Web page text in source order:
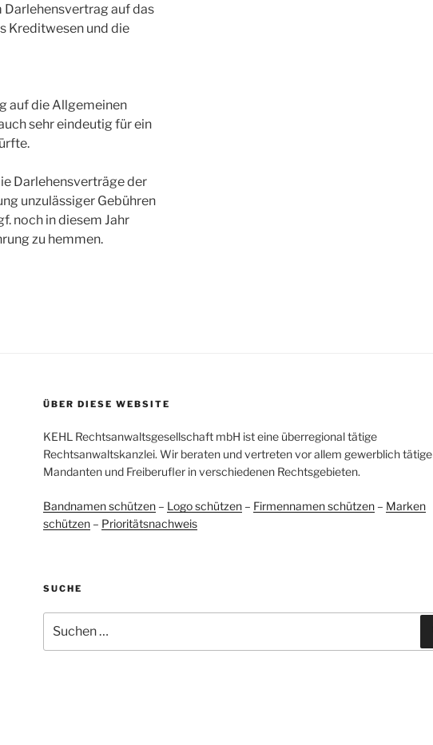
auf das
Kreditwesen und die
auf die Allgemeinen
sehr eindeutig für ein
Darlehensverträge der
unzulässiger Gebühren
noch in diesem Jahr
zu hemmen.
ÜBER DIESE WEBSITE
KEHL Rechtsanwaltsgesellschaft mbH ist eine überregional tätige
Rechtsanwaltskanzlei. Wir beraten und vertreten vor allem gewerblich tätige
Mandanten und Freiberufler in verschiedenen Rechtsgebieten.
Bandnamen schützen– Logo schützen– Firmennamen schützen– Marken
schützen– Prioritätsnachweis
SUCHE
nach: